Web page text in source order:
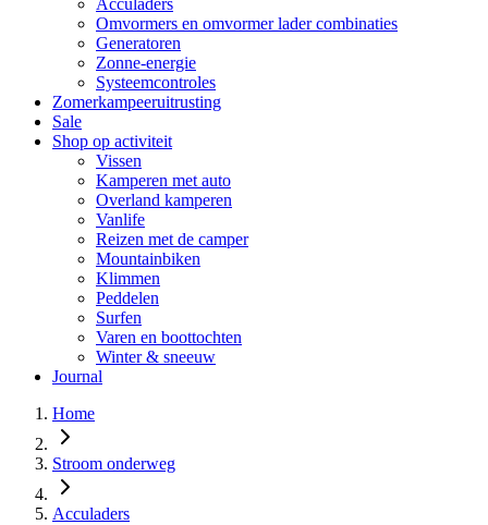
Acculaders
Omvormers en omvormer lader combinaties
Generatoren
Zonne-energie
Systeemcontroles
Zomerkampeeruitrusting
Sale
Shop op activiteit
Vissen
Kamperen met auto
Overland kamperen
Vanlife
Reizen met de camper
Mountainbiken
Klimmen
Peddelen
Surfen
Varen en boottochten
Winter & sneeuw
Journal
Home
Stroom onderweg
Acculaders